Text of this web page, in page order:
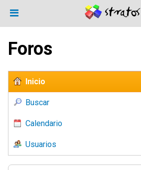
Foros
Inicio
Buscar
Calendario
Usuarios